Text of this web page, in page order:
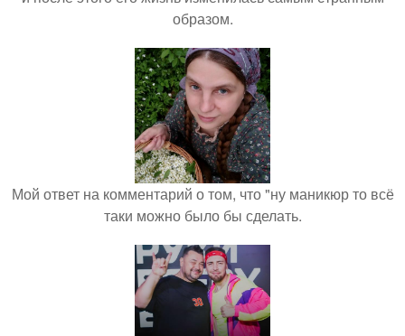
образом.
Мой ответ на комментарий о том, что "ну маникюр то всё
таки можно было бы сделать.